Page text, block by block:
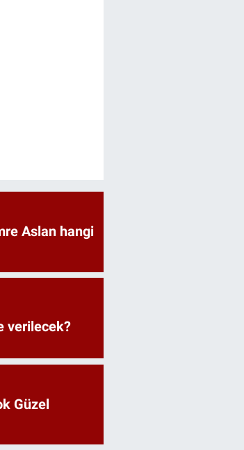
Aslan hangi
verilecek?
Güzel